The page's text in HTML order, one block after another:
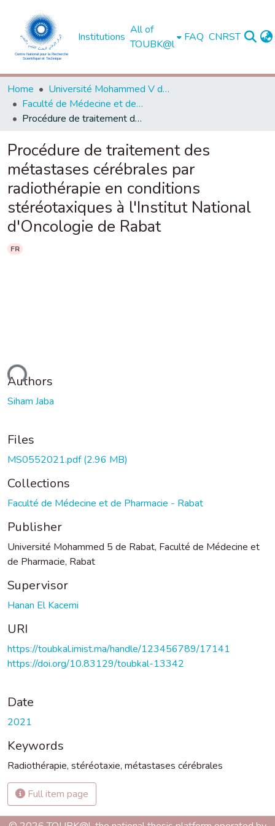
Institutions
All of
TOUBK@l
FAQ CNRST
Home
Université Mohammed V de Rabat
Faculté de Médecine et de Pharmacie - Rabat
Procédure de traitement des métastases cérébrales par radiothérapie en conditions stéréotaxiques à l'Institut National d'Oncologie de Rabat
Procédure de traitement des
métastases cérébrales par
radiothérapie en conditions
stéréotaxiques à l'Institut National
d'Oncologie de Rabat
FR
Authors
Siham Jaba
Files
MS0552021.pdf(2.96 MB)
Collections
Faculté de Médecine et de Pharmacie - Rabat
Publisher
Université Mohammed 5 de Rabat, Faculté de Médecine et
de Pharmacie, Rabat
Supervisor
Hanan El Kacemi
URI
https://toubkal.imist.ma/handle/123456789/17141
https://doi.org/10.83129/toubkal-13342
Date
2021
Keywords
Radiothérapie, stéréotaxie, métastases cérébrales
Full item page